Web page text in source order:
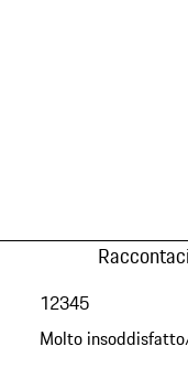
Molto
12345